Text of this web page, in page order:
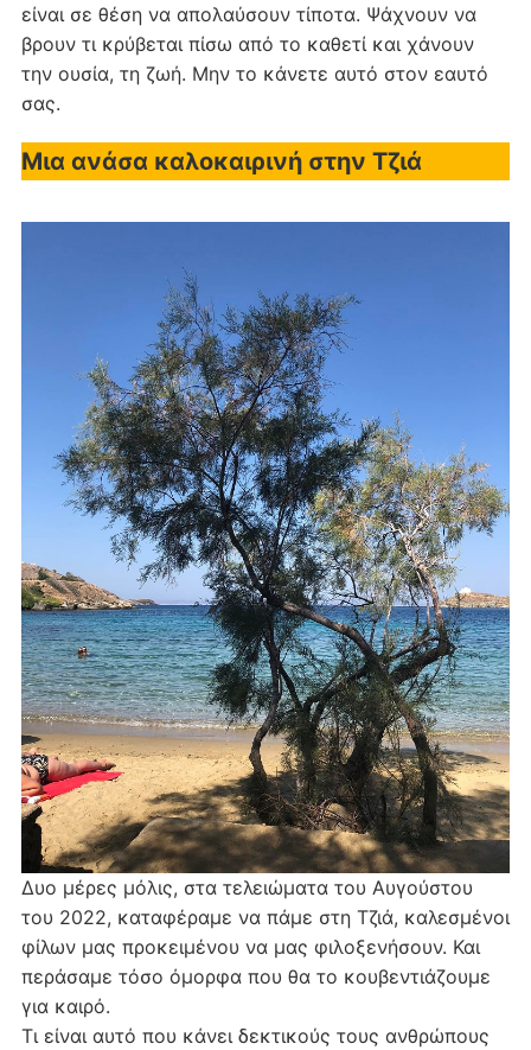
είναι σε θέση να απολαύσουν τίποτα. Ψάχνουν να
βρουν τι κρύβεται πίσω από το καθετί και χάνουν
την ουσία, τη ζωή. Μην το κάνετε αυτό στον εαυτό
σας.
Μια ανάσα καλοκαιρινή στην Τζιά
Δυο μέρες μόλις, στα τελειώματα του Αυγούστου
του 2022, καταφέραμε να πάμε στη Τζιά, καλεσμένοι
φίλων μας προκειμένου να μας φιλοξενήσουν. Και
περάσαμε τόσο όμορφα που θα το κουβεντιάζουμε
για καιρό.
Τι είναι αυτό που κάνει δεκτικούς τους ανθρώπους